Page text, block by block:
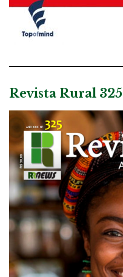
Revista Rural 325